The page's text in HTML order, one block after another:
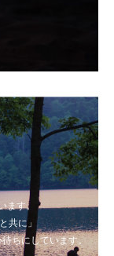
す。
共に」
ちにしています。